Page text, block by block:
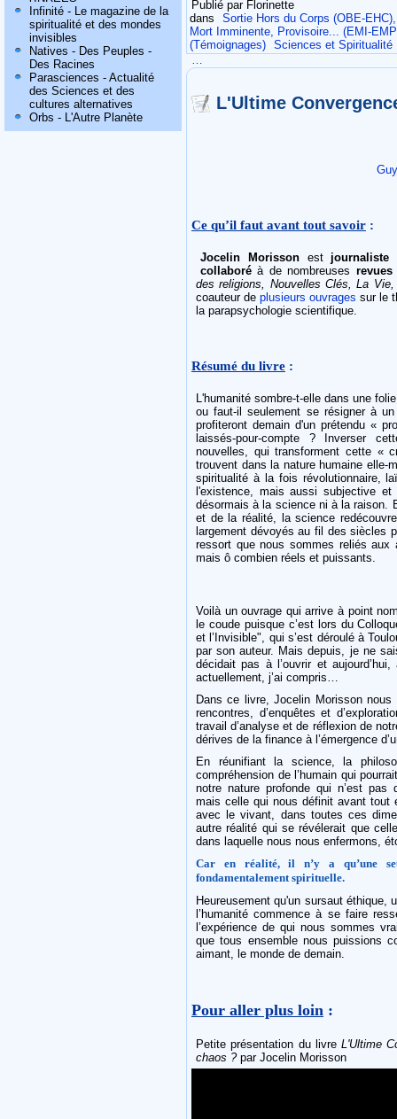
Infinité - Le magazine de la
spiritualité et des mondes
invisibles
Natives - Des Peuples -
Des Racines
Parasciences - Actualité
des Sciences et des
cultures alternatives
Orbs - L'Autre Planète
Publié par Florinette
dans
Sortie Hors du Corps (OBE-
Mort Imminente, Provisoire... (EMI-
(Témoignages) Sciences et Spiritualité
…
L'Ultime
Ce qu’il faut avant tout savoir :
Jocelin Morissonest journaliste
collaboré à de nombreuses revues
des religions, Nouvelles Clés, La
coauteur deplusieurs ouvrages sur le
la parapsychologie scientifique.
Résumé du livre :
L'humanité sombre-t-elle dans une
ou faut-il seulement se résigner à
profiteront demain d'un prétendu «
laissés-pour-compte ? Inverser
nouvelles, qui transforment cette «
trouvent dans la nature humaine elle-
spiritualité à la fois révolutionnaire,
l'existence, mais aussi subjective
désormais à la science ni à la raison.
et de la réalité, la science
largement dévoyés au fil des siècles
ressort que nous sommes reliés
mais ô combien réels et puissants.
Voilà un ouvrage qui arrive à point
le coude puisque c’est lors du
et l’Invisible", qui s’est déroulé à
par son auteur. Mais depuis, je ne
décidait pas à l’ouvrir et
actuellement, j’ai compris…
Dans ce livre, Jocelin Morisson
rencontres, d’enquêtes et
travail d’analyse et de réflexion de
dérives de la finance à l’émergence
En réunifiant la science, la
compréhension de l’humain qui
notre nature profonde qui n’est pas
mais celle qui nous définit avant tout
avec le vivant, dans toutes ces
autre réalité qui se révélerait que
dans laquelle nous nous enfermons,
Car en réalité, il n’y a qu’une
fondamentalement spirituelle.
Heureusement qu'un sursaut éthique,
l’humanité commence à se faire
l’expérience de qui nous sommes
que tous ensemble nous puissions
aimant, le monde de demain.
Pour aller plus loin :
Petite présentation du livreL'Ultime
chaos ? par Jocelin Morisson